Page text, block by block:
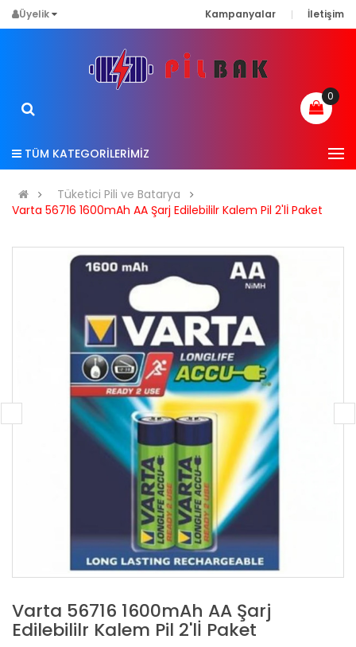
Üyelik Kampanyalar İletişim
0
TÜM KATEGORİLERİMİZ
Tüketici Pili ve Batarya
Varta 56716 1600mAh AA Şarj Edilebililr Kalem Pil 2'lİ Paket
Varta 56716 1600mAh AA Şarj
Edilebililr Kalem Pil 2'lİ Paket